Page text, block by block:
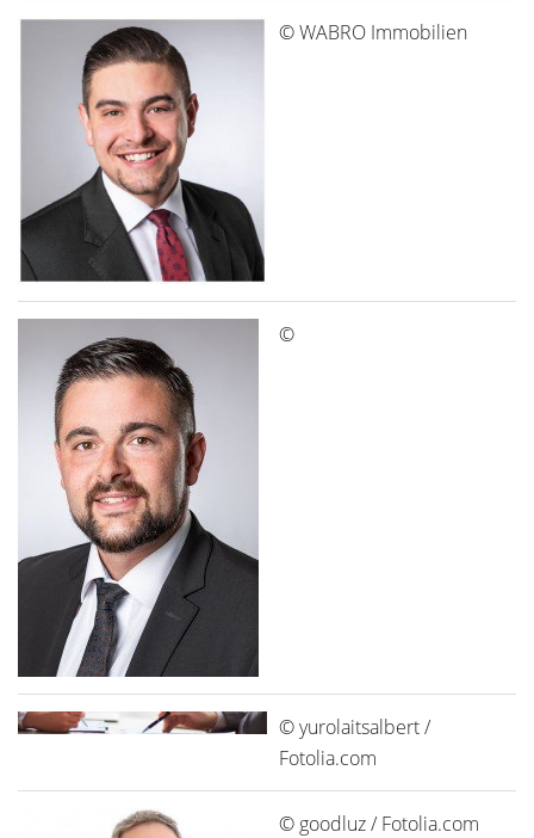
© WABRO Immobilien
©
© yurolaitsalbert /
Fotolia.com
© goodluz / Fotolia.com